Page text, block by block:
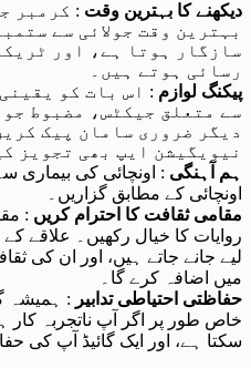
دیکھنے کا بہترین وقت : کرمبر
بہترین وقت جولائی سے
سازگار ہوتا ہے، اور
رسائی ہوتے ہیں۔
پیکنگ لوازم : اس بات کو
سے متعلق جیکٹس، مضبوط
دیگر ضروری سامان پیک
نیویگیشن ایپ بھی تجویز
ہم آہنگی : اونچائی کی بیماری
اونچائی کے مطابق گزاریں۔
مقامی ثقافت کا احترام کریں :
روایات کا خیال رکھیں۔ علاقے
لیے جانے جاتے ہیں، اور ان کی
میں اضافہ کرے گا۔
حفاظتی احتیاطی تدابیر : ہمیشہ
خاص طور پر اگر آپ ناتجربہ
سکتا ہے، اور ایک گائیڈ آپ کی